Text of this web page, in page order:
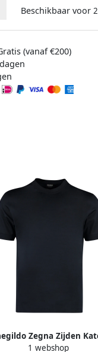
Beschikbaar voor
(vanaf €200)
Zegna Zijden
T-shirt met
1 webshop